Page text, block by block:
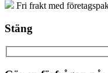
Fri frakt med
Stäng